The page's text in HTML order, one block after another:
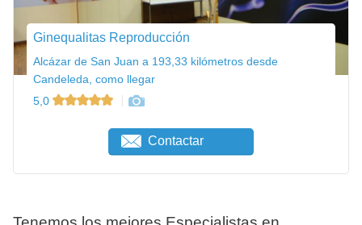
Ginequalitas Reproducción
Alcázar de San Juan a 193,33 kilómetros desde
Candeleda, como llegar
5,0
Contactar